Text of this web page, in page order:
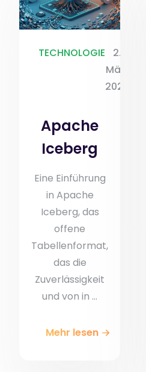
TECHNOLOGIE
2.
März
2026
Apache
Iceberg
Eine Einführung
in Apache
Iceberg, das
offene
Tabellenformat,
das die
Zuverlässigkeit
und von in ...
Mehr lesen